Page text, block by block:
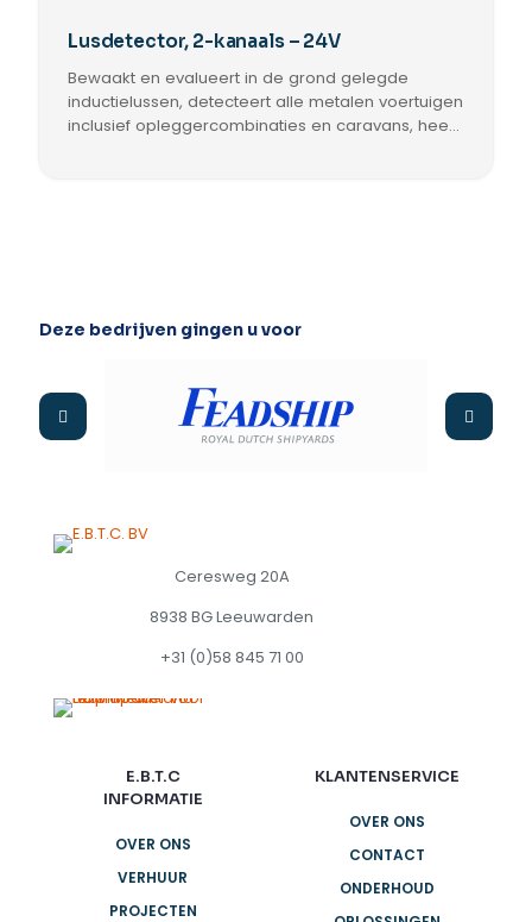
Lusdetector, 2-kanaals – 24V
Bewaakt en evalueert in de grond gelegde
inductielussen, detecteert alle metalen voertuigen
inclusief opleggercombinaties en caravans, heeft
Deze bedrijven gingen u voor
Ceresweg 20A
8938 BG Leeuwarden
+31 (0)58 845 71 00
E.B.T.C
INFORMATIE
OVER ONS
VERHUUR
PROJECTEN
KLANTENSERVICE
OVER ONS
CONTACT
ONDERHOUD